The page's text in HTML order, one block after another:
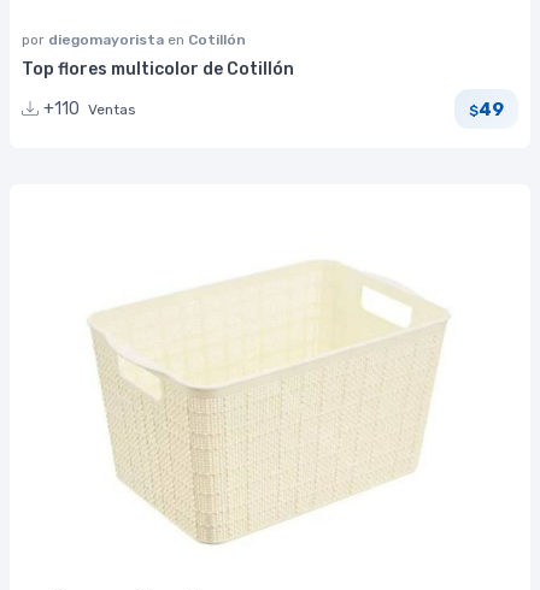
por diegomayorista en Cotillón
Top flores multicolor de Cotillón
+110 Ventas $49